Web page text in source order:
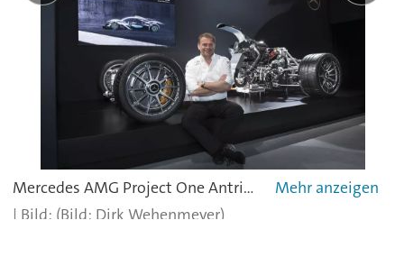
Mercedes AMG Project One Antriebsstrang - das Hypercar kommt Ende 2018.
(Bild: Dirk Wehenmeyer)